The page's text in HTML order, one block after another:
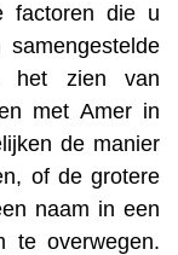
factoren die u
het zien van
met Amer in
de manier
of de grotere
naam in een
te overwegen.